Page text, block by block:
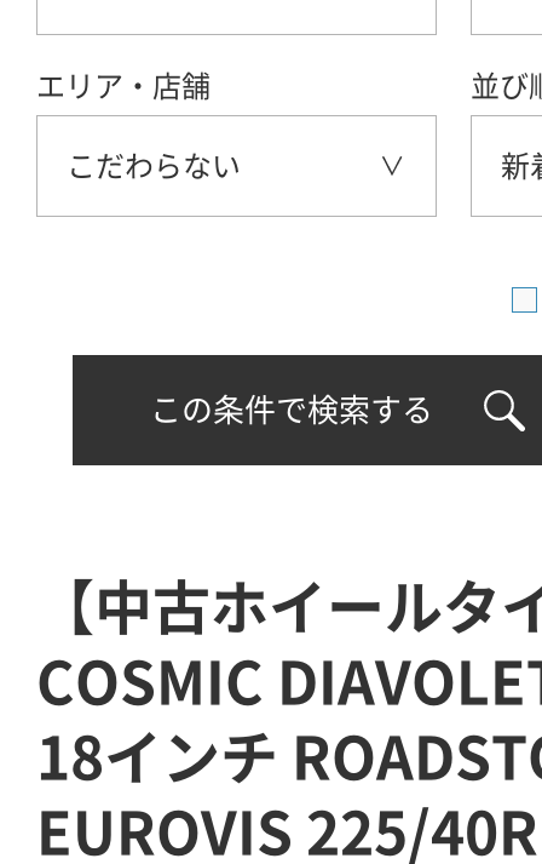
エリア・店舗
こだわらない
並び
新
この条件で検索する
【中古ホイールタ
COSMIC
18インチ
EUROVIS 225/